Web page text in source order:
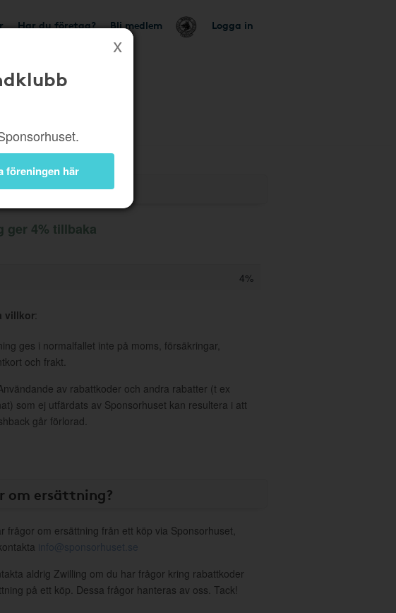
Har du företag? Bli medlem Logga in
föreningen här
ger 4% tillbaka
4%
villkor:
ges i normalfallet inte på moms, försäkringar,
och frakt.
av rabattkoder och andra rabatter (t ex
som ej utfärdats av Sponsorhuset kan resultera i att
går förlorad.
om ersättning?
frågor om ersättning från ett köp via Sponsorhuset,
info@sponsorhuset.se
aldrig Zwilling om du har frågor kring rabattkoder
på ett köp. Dessa frågor hanteras av oss. Tack!